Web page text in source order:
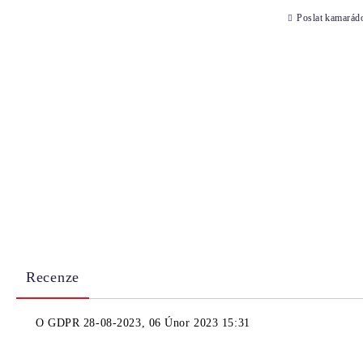
Poslat
Recenze
OGDPR 28-08-2023, 06 Únor 2023 15:31